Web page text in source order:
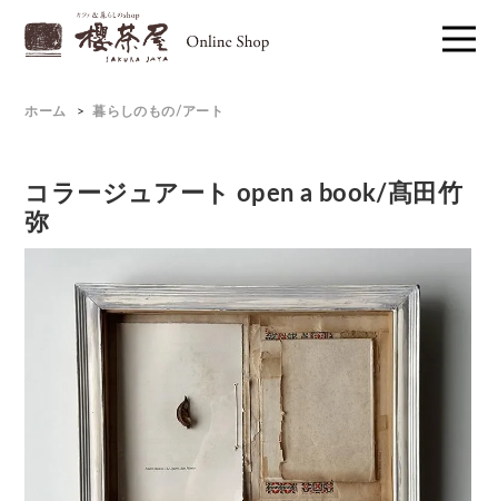
ホーム > 暮らしのもの/アート
コラージュアート open a book/髙田竹
弥